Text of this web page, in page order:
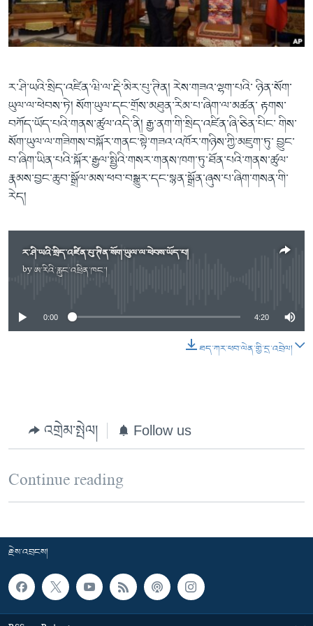
འཚོལ་
ཞིབ་
ལ་
དྲ་བརྙན་གསར་འགྱུར།
ཁ་བའི་མི་སྣ།
དཔེ་ཀློག
ཆབ་སྲིད་བཙོན་པ་ངོ་སྤྲོད།
བགྲོ་གླེང་མདུན་ལྕོག
བསྐྱར་ཞིབ།
དཔེ་ཀློག
ཕ་ཡུལ་གླེང་སྟེགས།
ཆོས་རིག་ལེ་ཚན།
གཞོན་སྐྱེས་དང་ཤེས་ཡོན།
སོ་ཡ་ལ། བོད་ཀྱི་གླུ་གཞས།
Learning English
རྗེས་འབྲངས།
སྐད་ཡིག
ར་ཤི་ཡའི་སྲིད་འཛིན་ཝི་ལ་རྡི་མིར་པུ་ཊིན། རེས་གཟའ་ལྷག་པའི་ ཉིན་སོག་
ཡུལ་ལ་ཕེབས་ཏེ། སོག་ཡུལ་དང་གྲོས་མཐུན་རིམ་པ་ཞིག་ལ་མཚན་ རྟགས་
བཀོད་ཡོད་པའི་གནས་ཚུལ་འདི་ནི། རྒྱ་ནག་གི་སྲིད་འཛིན་ཞི་ཅིན་པིང་ གིས་
སོག་ཡུལ་ལ་གཟིགས་བསྐོར་གནང་སྟེ་གཟའ་འཁོར་གཉིས་ཀྱི་མཇུག་ཏུ་ བྱུང་
བ་ཞིག་ཡིན་པའི་སྐོར་རྒྱལ་སྤྱིའི་གསར་གནས་ཁག་ཏུ་ཐོན་པའི་གནས་ཚུལ་
རྣམས་བྱང་ཆུབ་སྒྲོལ་མས་ཕབ་བསྒྱུར་དང་སྙན་སྒྲོན་ཞུས་པ་ཞིག་གསན་གི་
རེད།
ར་ཤི་ཡའི་སྲིད་འཛིན་པུ་ཊིན་སོག་ཡུལ་ལ་ཕེབས་ཡོད་པ།
byཨ་རིའི་རླུང་འཕྲིན་ཁང་།No media source currently available
0:00 4:20
ཐད་ཀར་ཕབ་ལེན་གྱི་དྲ་འབྲེལ།
འགྲེམ་སྤེལ། Follow us
Continue reading
རྗེས་འབྲངས།